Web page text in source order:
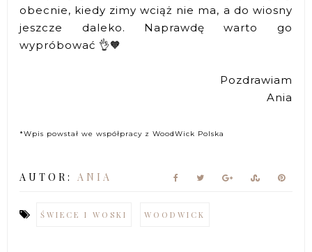
obecnie, kiedy zimy wciąż nie ma, a do wiosny
jeszcze daleko. Naprawdę warto go
wypróbować 👌🧡
Pozdrawiam
Ania
*Wpis powstał we współpracy z WoodWick Polska
AUTOR:ANIA
ŚWIECE I WOSKI WOODWICK